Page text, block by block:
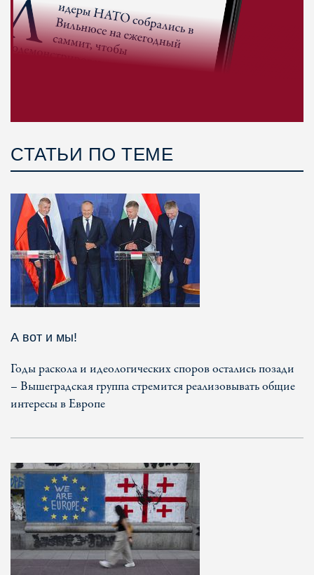
СТАТЬИ ПО ТЕМЕ
А вот и мы!
Годы раскола и идеологических споров остались позади
– Вышеградская группа стремится реализовывать общие
интересы в Европе